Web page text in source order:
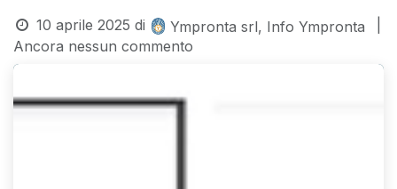
10 aprile 2025 di Ympronta srl, Info Ympronta
Ancora nessun commento